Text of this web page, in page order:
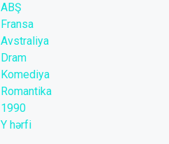
ABŞ
Fransa
Avstraliya
Dram
Komediya
Romantika
1990
Y hərfi